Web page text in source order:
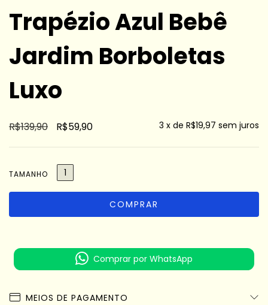
Trapézio Azul Bebê
Jardim Borboletas
Luxo
R$139,90 R$59,90 3 x de R$19,97 sem juros
TAMANHO 1
Comprar por WhatsApp
MEIOS DE PAGAMENTO